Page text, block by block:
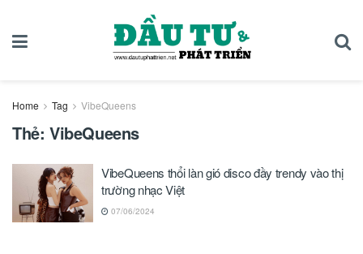
Home Tag VibeQueens
Thẻ: VibeQueens
VibeQueens thổi làn gió disco đầy trendy vào thị
trường nhạc Việt
07/06/2024